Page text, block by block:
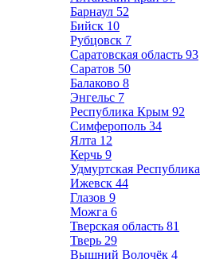
Барнаул 52
Бийск 10
Рубцовск 7
Саратовская область 93
Саратов 50
Балаково 8
Энгельс 7
Республика Крым 92
Симферополь 34
Ялта 12
Керчь 9
Удмуртская Республика
Ижевск 44
Глазов 9
Можга 6
Тверская область 81
Тверь 29
Вышний Волочёк 4